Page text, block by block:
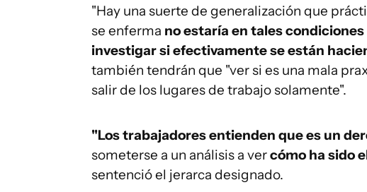
"Hay una suerte de generalización que
se enferma no estaría en tales
investigar si efectivamente se están
también tendrán que "ver si es una mala
salir de los lugares de trabajo solamente".
"Los trabajadores entienden que es un
someterse a un análisis a vercómo ha sido
sentenció el jerarca designado.